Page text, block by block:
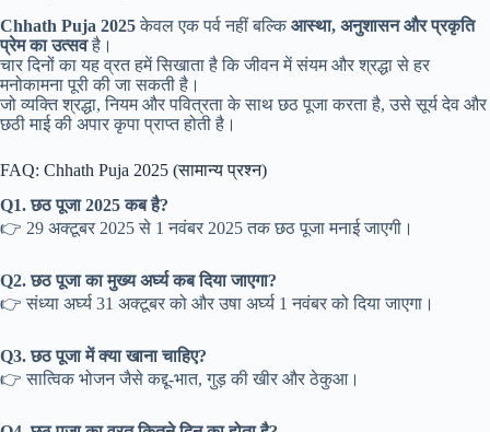
Chhath Puja 2025केवल एक पर्व नहीं बल्कि आस्था, अनुशासन और प्रकृति
प्रेम का उत्सवहै।
चार दिनों का यह व्रत हमें सिखाता है कि जीवन में संयम और श्रद्धा से हर
मनोकामना पूरी की जा सकती है।
जो व्यक्ति श्रद्धा, नियम और पवित्रता के साथ छठ पूजा करता है, उसे सूर्य देव और
छठी माई की अपार कृपा प्राप्त होती है।
FAQ: Chhath Puja 2025 (सामान्य प्रश्न)
Q1. छठ पूजा 2025 कब है?
👉 29 अक्टूबर 2025 से 1 नवंबर 2025 तक छठ पूजा मनाई जाएगी।
Q2. छठ पूजा का मुख्य अर्घ्य कब दिया जाएगा?
👉 संध्या अर्घ्य 31 अक्टूबर को और उषा अर्घ्य 1 नवंबर को दिया जाएगा।
Q3. छठ पूजा में क्या खाना चाहिए?
👉 सात्विक भोजन जैसे कद्दू-भात, गुड़ की खीर और ठेकुआ।